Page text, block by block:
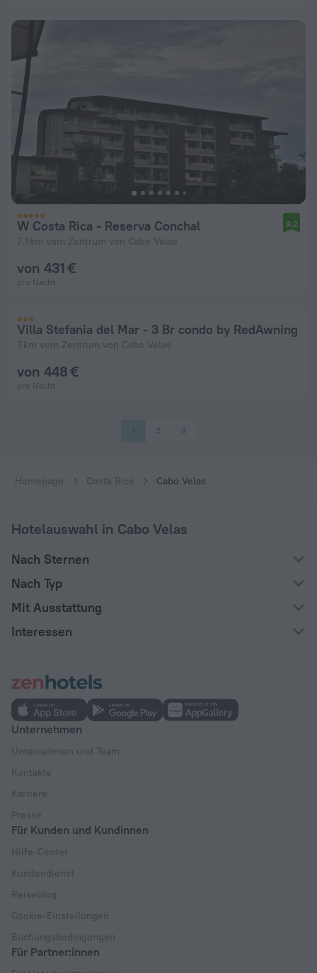
W Costa Rica - Reserva Conchal
7,1 km vom Zentrum von Cabo Velas
9,2
von 431 €
pro Nacht
Villa Stefania del Mar - 3 Br condo by RedAwning
7 km vom Zentrum von Cabo Velas
von 448 €
pro Nacht
1 2 3
Homepage Costa Rica Cabo Velas
Hotelauswahl in Cabo Velas
Nach Sternen
Nach Typ
Mit Ausstattung
Interessen
Unternehmen
Unternehmen und Team
Kontakte
Karriere
Presse
Für Kunden und Kundinnen
Hilfe-Center
Kundendienst
Reiseblog
Cookie-Einstellungen
Buchungsbedingungen
Für Partner:innen